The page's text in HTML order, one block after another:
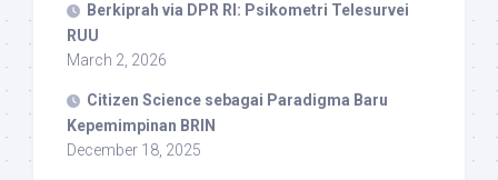
Berkiprah via DPR RI: Psikometri Telesurvei
RUU
March 2, 2026
Citizen Science sebagai Paradigma Baru
Kepemimpinan BRIN
December 18, 2025